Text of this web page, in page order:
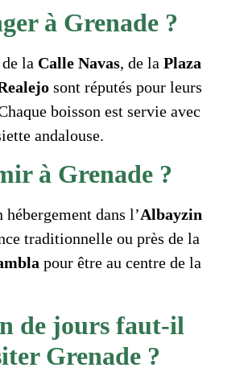
à Grenade ?
la Calle Navas, de la Plaza
sont réputés pour leurs
boisson est servie avec
andalouse.
à Grenade ?
hébergement dans l’Albayzin
traditionnelle ou près de la
pour être au centre de la
de jours faut-il
Grenade ?